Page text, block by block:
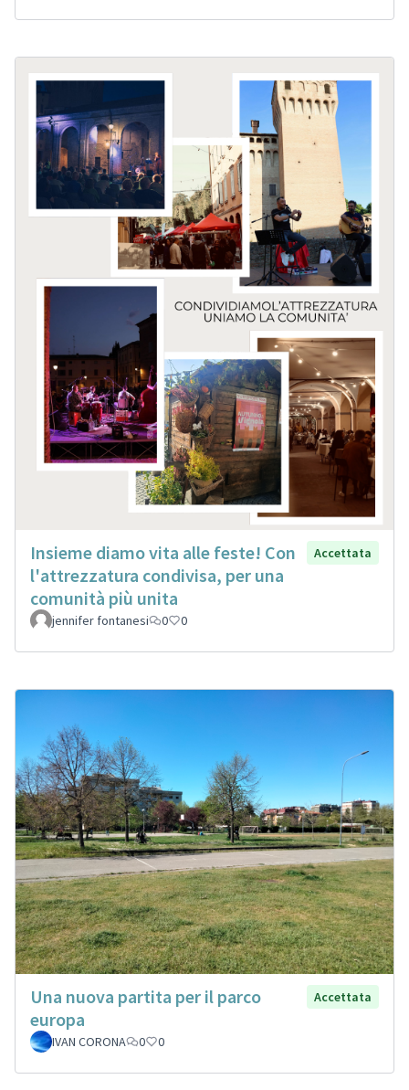
Insieme diamo vita alle feste! Con
l'attrezzatura condivisa, per una
comunità più unita
Accettata
jennifer fontanesi 0 0
Una nuova partita per il parco
europa
Accettata
IVAN CORONA 0 0